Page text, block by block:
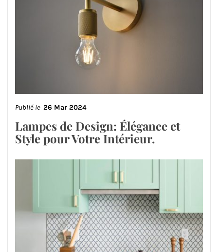
Publié le 26 Mar 2024
Lampes de Design: Élégance et
Style pour Votre Intérieur.